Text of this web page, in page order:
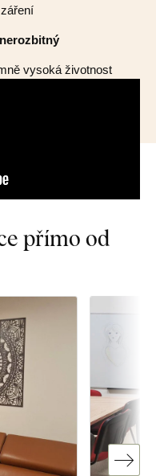
nerozbitný
vysoká životnost
přímo od